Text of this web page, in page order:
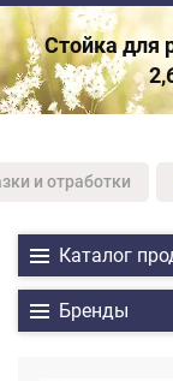
Стойка для
и отработки
Каталог
Бренды